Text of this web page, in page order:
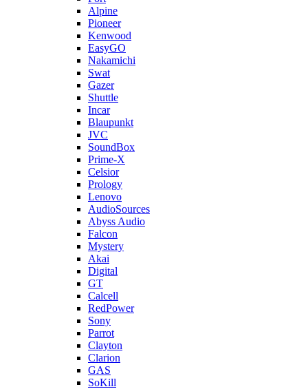
Alpine
Pioneer
Kenwood
EasyGO
Nakamichi
Swat
Gazer
Shuttle
Incar
Blaupunkt
JVC
SoundBox
Prime-X
Celsior
Prology
Lenovo
AudioSources
Abyss Audio
Falcon
Mystery
Akai
Digital
GT
Calcell
RedPower
Sony
Parrot
Clayton
Clarion
GAS
SoKill